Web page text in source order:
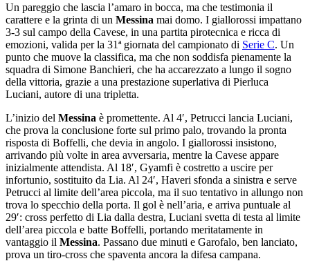
Un pareggio che lascia l’amaro in bocca, ma che testimonia il
carattere e la grinta di un Messina mai domo. I giallorossi impattano
3-3 sul campo della Cavese, in una partita pirotecnica e ricca di
emozioni, valida per la 31ª giornata del campionato di Serie C. Un
punto che muove la classifica, ma che non soddisfa pienamente la
squadra di Simone Banchieri, che ha accarezzato a lungo il sogno
della vittoria, grazie a una prestazione superlativa di Pierluca
Luciani, autore di una tripletta.
L’inizio del Messina è promettente. Al 4′, Petrucci lancia Luciani,
che prova la conclusione forte sul primo palo, trovando la pronta
risposta di Boffelli, che devia in angolo. I giallorossi insistono,
arrivando più volte in area avversaria, mentre la Cavese appare
inizialmente attendista. Al 18′, Gyamfi è costretto a uscire per
infortunio, sostituito da Lia. Al 24′, Haveri sfonda a sinistra e serve
Petrucci al limite dell’area piccola, ma il suo tentativo in allungo non
trova lo specchio della porta. Il gol è nell’aria, e arriva puntuale al
29′: cross perfetto di Lia dalla destra, Luciani svetta di testa al limite
dell’area piccola e batte Boffelli, portando meritatamente in
vantaggio il Messina. Passano due minuti e Garofalo, ben lanciato,
prova un tiro-cross che spaventa ancora la difesa campana.